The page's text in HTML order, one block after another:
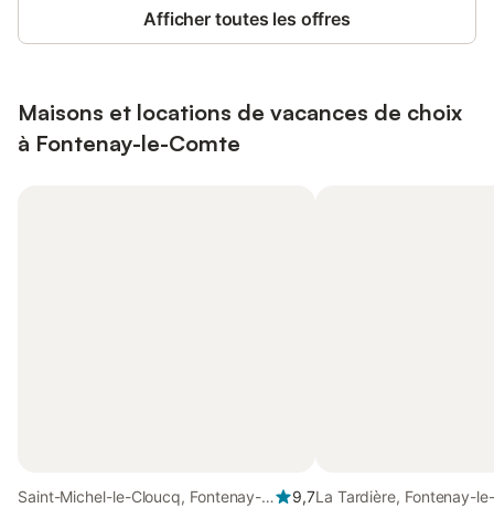
Afficher toutes les offres
Maisons et locations de vacances de choix
à Fontenay-le-Comte
Saint-Michel-le-Cloucq, Fontenay-
9,7La Tardière, Fontenay-